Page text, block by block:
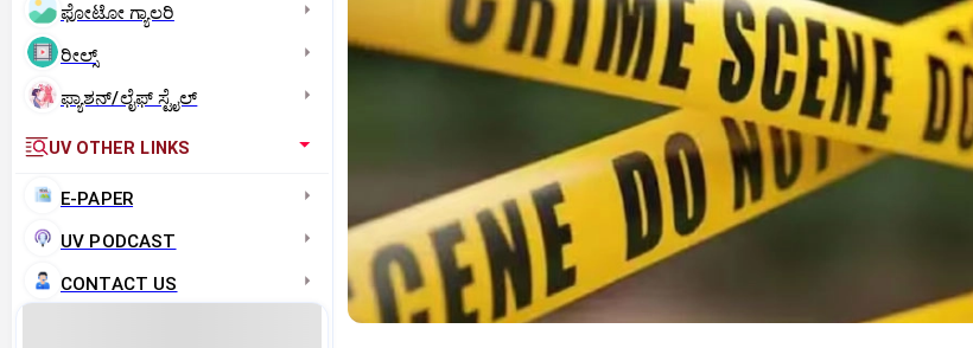
ಫೋಟೋ ಗ್ಯಾಲರಿ
ರೀಲ್ಸ್
ಫ್ಯಾಶನ್/ಲೈಫ್‌ ಸ್ಟೈಲ್
UV OTHER LINKS
E-PAPER
UV PODCAST
CONTACT US